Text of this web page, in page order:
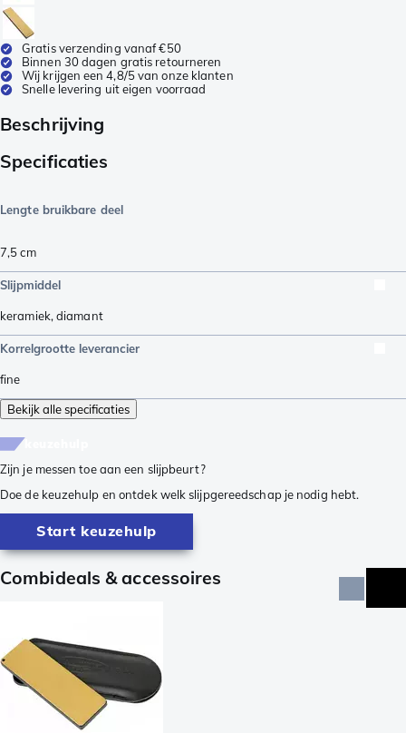
Gratis verzending vanaf €50
Binnen 30 dagen gratis retourneren
Wij krijgen een 4,8/5 van onze klanten
Snelle levering uit eigen voorraad
Beschrijving
Specificaties
Lengte bruikbare deel
7,5cm
Slijpmiddel
keramiek,diamant
Korrelgrootte leverancier
fine
Bekijk alle specificaties
Zijn je messen toe aan een slijpbeurt?
Doe de keuzehulp en ontdek welk slijpgereedschap je nodig hebt.
Start keuzehulp
Combideals & accessoires